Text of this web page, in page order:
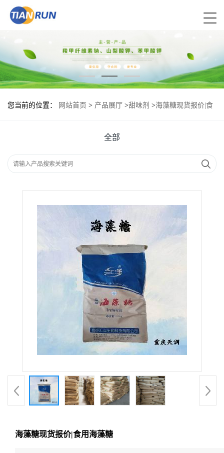
您当前的位置： 网站首页 > 产品展厅 >甜味剂 >海藻糖现货报价|食
全部
海藻糖现货报价|食用海藻糖